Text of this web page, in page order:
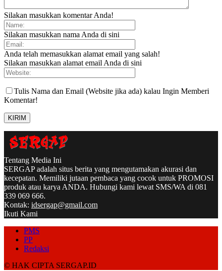
Silakan masukkan komentar Anda!
Silakan masukkan nama Anda di sini
Anda telah memasukkan alamat email yang salah!
Silakan masukkan alamat email Anda di sini
Tulis Nama dan Email (Website jika ada) kalau Ingin Memberi
Komentar!
Tentang Media Ini
SERGAP adalah situs berita yang mengutamakan akurasi dan
kecepatan. Memiliki jutaan pembaca yang cocok untuk PROMOSI
produk atau karya ANDA. Hubungi kami lewat SMS/WA di 081
339 069 666.
Kontak: idsergap@gmail.com
Ikuti Kami
PMS
PP
Redaksi
© HAK CIPTA SERGAP.ID